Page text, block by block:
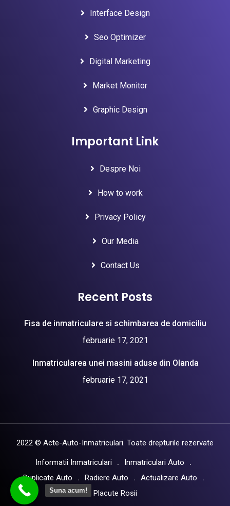
Interface Design
Seo Optimizer
Digital Marketing
Market Monitor
Graphic Design
Important Link
Despre Noi
How to work
Privacy Policy
Our Media
Contact Us
Recent Posts
Fisa de inmatriculare si schimbarea de domiciliu
februarie 17, 2021
Inmatricularea unei masini aduse din Olanda
februarie 17, 2021
2022 © Acte-Auto-Inmatriculari. Toate drepturile rezervate
Informatii Inmatriculari
Inmatriculari Auto
Duplicate Auto
Radiere Auto
Actualizare Auto
Placute Rosii
Suna acum!